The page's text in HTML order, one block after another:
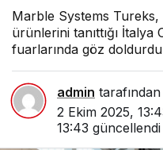
Marble Systems Tureks,
ürünlerini tanıttığı
fuarlarında göz
admin tarafından
2 Ekim 2025,
13:43 güncellendi